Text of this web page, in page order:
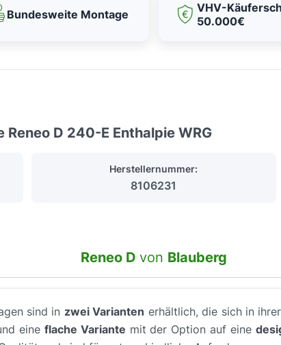
Bundesweite Montage
VHV-
50.000€
D 240-E Enthalpie WRG
Herstellernummer:
8106231
Reneo D von Blauberg
sind in zwei Varianten erhältlich, die sich in
eineflache Variante mit der Option auf eine